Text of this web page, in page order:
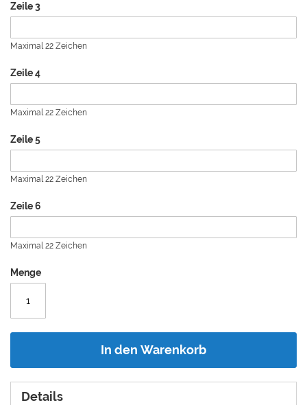
Zeile 3
Maximal 22 Zeichen
Zeile 4
Maximal 22 Zeichen
Zeile 5
Maximal 22 Zeichen
Zeile 6
Maximal 22 Zeichen
Menge
In den Warenkorb
Details